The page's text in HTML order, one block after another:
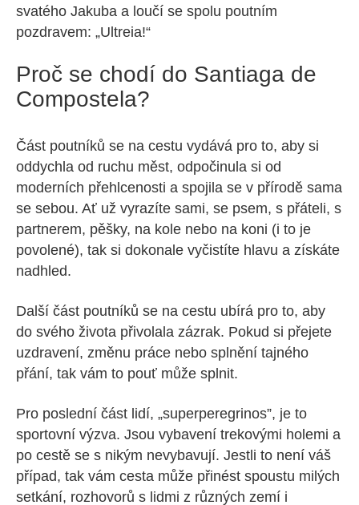
svatého Jakuba a loučí se spolu poutním
pozdravem: „Ultreia!“
Proč se chodí do Santiaga de
Compostela?
Část poutníků se na cestu vydává pro to, aby si
oddychla od ruchu měst, odpočinula si od
moderních přehlcenosti a spojila se v přírodě sama
se sebou. Ať už vyrazíte sami, se psem, s přáteli, s
partnerem, pěšky, na kole nebo na koni (i to je
povolené), tak si dokonale vyčistíte hlavu a získáte
nadhled.
Další část poutníků se na cestu ubírá pro to, aby
do svého života přivolala zázrak. Pokud si přejete
uzdravení, změnu práce nebo splnění tajného
přání, tak vám to pouť může splnit.
Pro poslední část lidí, „superperegrinos”, je to
sportovní výzva. Jsou vybavení trekovými holemi a
po cestě se s nikým nevybavují. Jestli to není váš
případ, tak vám cesta může přinést spoustu milých
setkání, rozhovorů s lidmi z různých zemí i